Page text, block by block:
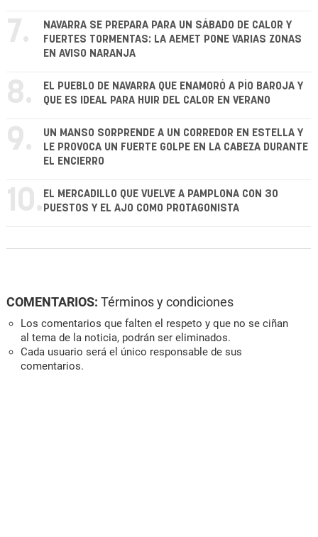
7.
NAVARRA SE PREPARA PARA UN SÁBADO DE CALOR Y
FUERTES TORMENTAS: LA AEMET PONE VARIAS ZONAS
EN AVISO NARANJA
8.
EL PUEBLO DE NAVARRA QUE ENAMORÓ A PÍO BAROJA Y
QUE ES IDEAL PARA HUIR DEL CALOR EN VERANO
9.
UN MANSO SORPRENDE A UN CORREDOR EN ESTELLA Y
LE PROVOCA UN FUERTE GOLPE EN LA CABEZA DURANTE
EL ENCIERRO
10. EL MERCADILLO QUE VUELVE A PAMPLONA CON 30
PUESTOS Y EL AJO COMO PROTAGONISTA
COMENTARIOS: Términos y condiciones
Los comentarios que falten el respeto y que no se ciñan
al tema de la noticia, podrán ser eliminados.
Cada usuario será el único responsable de sus
comentarios.